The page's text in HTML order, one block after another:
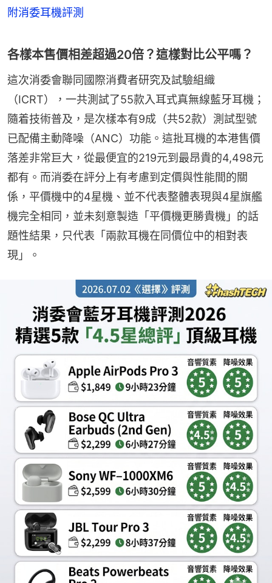
附消委耳機評測
各樣本售價相差超過20倍？這樣對比公平嗎？
這次消委會聯同國際消費者研究及試驗組織
（ICRT），一共測試了55款入耳式真無線藍牙耳機；
隨着技術普及，是次樣本有9成（共52款）測試型號
已配備主動降噪（ANC）功能。這批耳機的本港售價
落差非常巨大，從最便宜的219元到最昂貴的4,498元
都有。而消委在評分上有考慮到定價與性能間的關
係，平價機中的4星機、並不代表整體表現與4星旗艦
機完全相同，並未刻意製造「平價機更勝貴機」的話
題性結果，只代表「兩款耳機在同價位中的相對表
現」。